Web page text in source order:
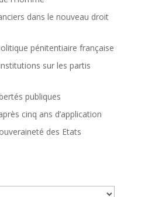
dans le nouveau droit
pénitentiaire française
sur les partis
publiques
cinq ans d’application
des Etats